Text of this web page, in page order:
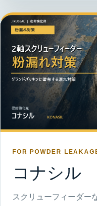
FOR POWDER
コナシル
スクリューフィーダー